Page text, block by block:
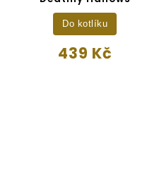
439 Kč
Do kotlíku